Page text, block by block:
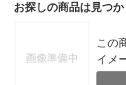
お探しの商品は見つ
この
イメ